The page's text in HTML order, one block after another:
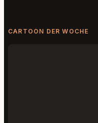
CARTOON DER WOCHE